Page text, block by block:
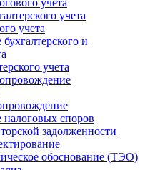
учета
учета
учета
и
учета
налоговых споров
задолженности
обоснование (ТЭО)